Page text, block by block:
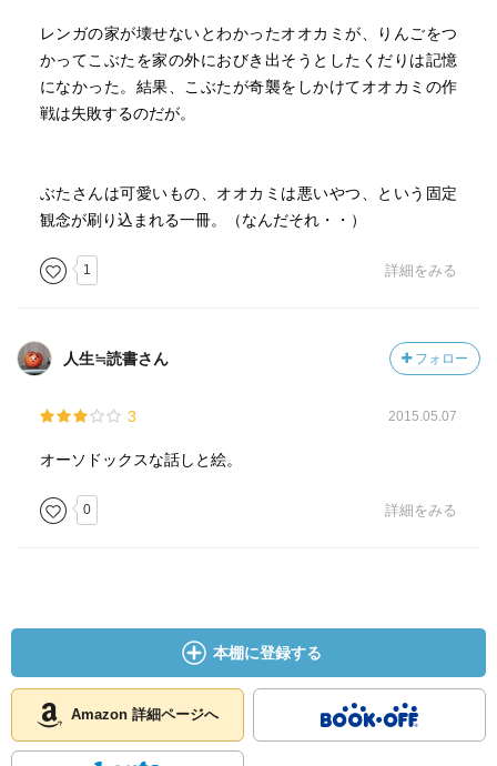
レンガの家が壊せないとわかったオオカミが、りんごをつ
かってこぶたを家の外におびき出そうとしたくだりは記憶
になかった。結果、こぶたが奇襲をしかけてオオカミの作
戦は失敗するのだが。
ぶたさんは可愛いもの、オオカミは悪いやつ、という固定
観念が刷り込まれる一冊。（なんだそれ・・）
1 詳細をみる
人生≒読書さん フォロー
3 2015.05.07
オーソドックスな話しと絵。
0 詳細をみる
本棚に登録する
Amazon 詳細ページへ